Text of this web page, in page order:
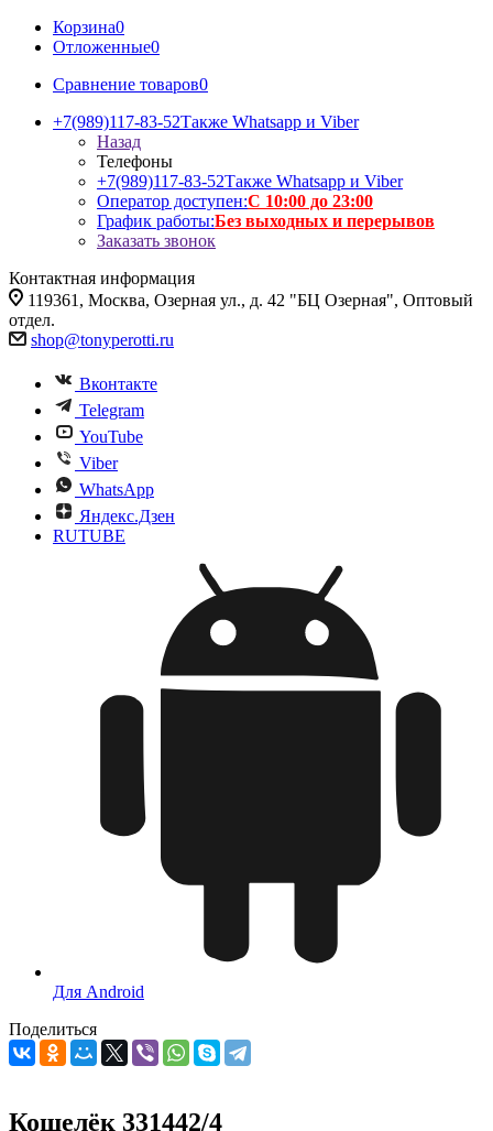
Корзина0
Отложенные0
Сравнение товаров0
+7(989)117-83-52Также Whatsapp и Viber
Назад
Телефоны
+7(989)117-83-52Также Whatsapp и Viber
Оператор доступен:С 10:00 до 23:00
График работы:Без выходных и перерывов
Заказать звонок
Контактная информация
119361, Москва, Озерная ул., д. 42 "БЦ Озерная", Оптовый
отдел.
shop@tonyperotti.ru
Вконтакте
Telegram
YouTube
Viber
WhatsApp
Яндекс.Дзен
RUTUBE
Для Android
Поделиться
Кошелёк 331442/4